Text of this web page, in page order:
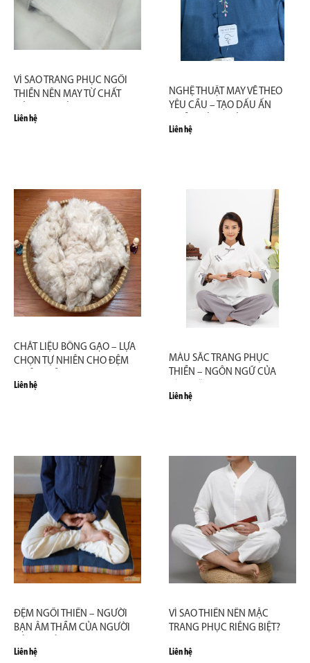
VÌ SAO TRANG PHỤC NGỒI
THIỀN NÊN MAY TỪ CHẤT
Liên hệ
NGHỆ THUẬT MAY VẼ THEO
YÊU CẦU – TẠO DẤU ẤN
Liên hệ
CHẤT LIỆU BÔNG GẠO – LỰA
CHỌN TỰ NHIÊN CHO ĐỆM
Liên hệ
MÀU SẮC TRANG PHỤC
THIỀN – NGÔN NGỮ CỦA
Liên hệ
ĐỆM NGỒI THIỀN – NGƯỜI
BẠN ÂM THẦM CỦA NGƯỜI
Liên hệ
VÌ SAO THIỀN NÊN MẶC
TRANG PHỤC RIÊNG BIỆT?
Liên hệ